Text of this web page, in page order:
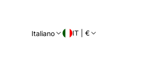
Italiano IT | €